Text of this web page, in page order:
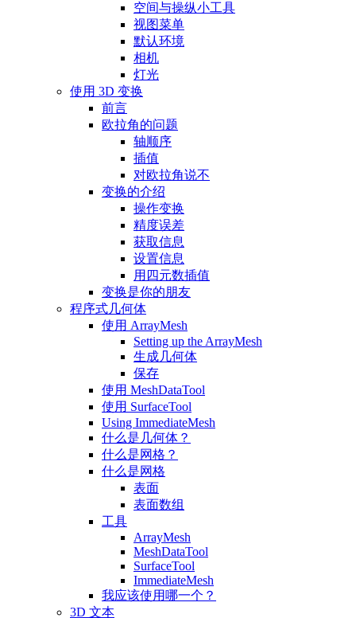
空间与操纵小工具
视图菜单
默认环境
相机
灯光
使用 3D 变换
前言
欧拉角的问题
轴顺序
插值
对欧拉角说不
变换的介绍
操作变换
精度误差
获取信息
设置信息
用四元数插值
变换是你的朋友
程序式几何体
使用 ArrayMesh
Setting up the ArrayMesh
生成几何体
保存
使用 MeshDataTool
使用 SurfaceTool
Using ImmediateMesh
什么是几何体？
什么是网格？
什么是网格
表面
表面数组
工具
ArrayMesh
MeshDataTool
SurfaceTool
ImmediateMesh
我应该使用哪一个？
3D 文本